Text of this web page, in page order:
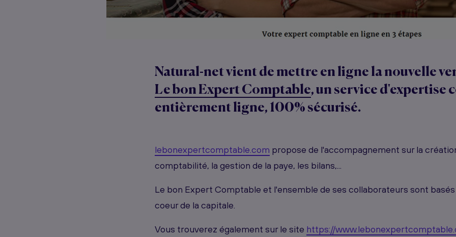
Natural-net vient de mettre en ligne la nouvelle
Le bon Expert Comptable, un service d'expertise
entièrement ligne, 100% sécurisé.
lebonexpertcomptable.com propose de l'accompagnement sur la
comptabilité, la gestion de la paye, les bilans,...
Le bon Expert Comptable et l'ensemble de ses collaborateurs sont basés
coeur de la capitale.
Vous trouverez également sur le site https://